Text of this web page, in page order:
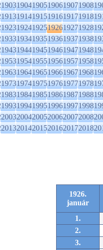
190319041905190619071908
191319141915191619171918
192319241925192619271928
193319341935193619371938
194319441945194619471948
195319541955195619571958
196319641965196619671968
197319741975197619771978
198319841985198619871988
199319941995199619971998
200320042005200620072008
201320142015201620172018
1926.
január
1.
2.
3.